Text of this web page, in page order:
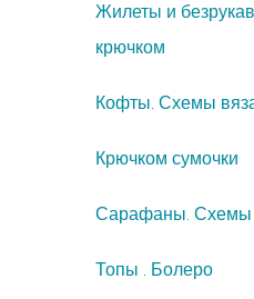
Жилеты и
крючком
Кофты. Схемы
Крючком сумочки
Сарафаны. Схемы
Топы . Болеро